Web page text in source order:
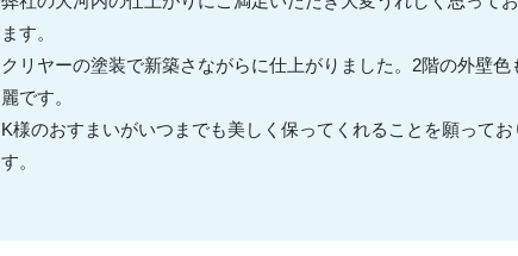
ます。
クリヤーの塗装で新築さながらに仕上がりました。2階の外壁色
麗です。
K様のおすまいがいつまでも美しく保ってくれることを願ってお
す。